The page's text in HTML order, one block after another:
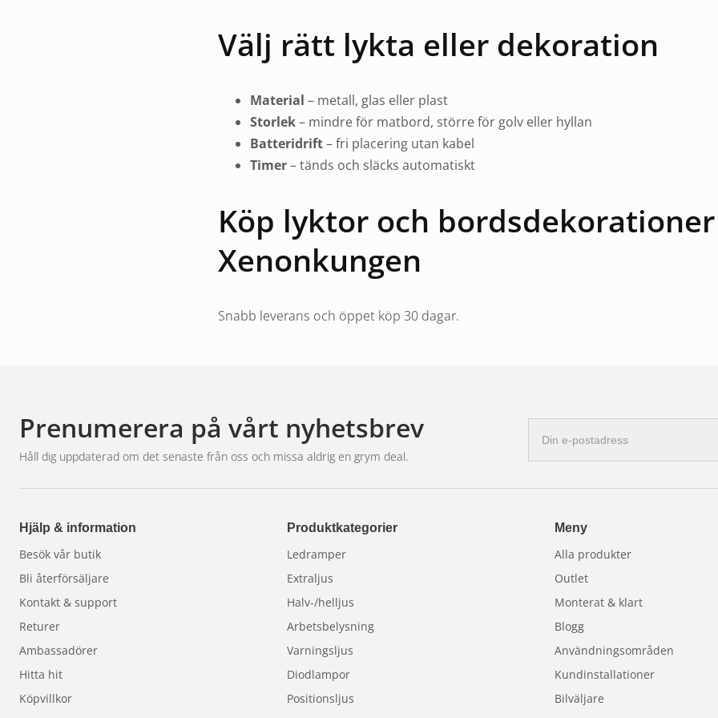
Välj rätt lykta eller dekoration
Material – metall, glas eller plast
Storlek– mindre för matbord, större för golv eller hyllan
Batteridrift– fri placering utan kabel
Timer– tänds och släcks automatiskt
Köp lyktor och
Xenonkungen
Snabb leverans och öppet köp 30 dagar.
Prenumerera på vårt nyhetsbrev
Håll dig uppdaterad om det senaste från oss och missa aldrig en grym deal.
postadress
Hjälp & information
Besök vår butik
Bli återförsäljare
Kontakt & support
Returer
Ambassadörer
Hitta hit
Köpvillkor
Produktkategorier
Ledramper
Extraljus
Halv-/helljus
Arbetsbelysning
Varningsljus
Diodlampor
Positionsljus
Meny
Alla produkter
Outlet
Monterat & klart
Blogg
Användningsområden
Kundinstallationer
Bilväljare